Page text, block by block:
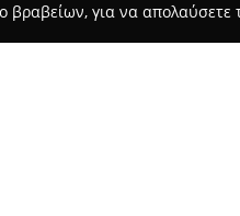
βραβείων, για να απολαύσετε